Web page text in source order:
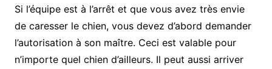
Si l’équipe est à l’arrêt et que vous avez très envie
de caresser le chien, vous devez d’abord demander
l’autorisation à son maître. Ceci est valable pour
n’importe quel chien d’ailleurs. Il peut aussi arriver